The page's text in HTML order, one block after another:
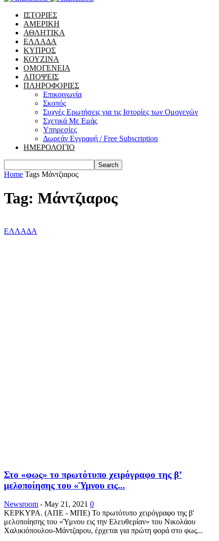
ΙΣΤΟΡΙΕΣ
ΑΜΕΡΙΚΗ
ΑΘΛΗΤΙΚΑ
ΕΛΛΑΔΑ
ΚΥΠΡΟΣ
ΚΟΥΖΙΝΑ
ΟΜΟΓΕΝΕΙΑ
ΑΠΟΨΕΙΣ
ΠΛΗΡΟΦΟΡΙΕΣ
Επικοινωνία
Σκοπός
Συχνές Ερωτήσεις για τις Ιστορίες των Ομογενών
Σχετικά Με Εμάς
Υπηρεσίες
Δωρεάν Εγγραφή / Free Subscription
ΗΜΕΡΟΛΟΓΙΟ
Home Tags Μάντζιαρος
Tag: Μάντζιαρος
ΕΛΛΑΔΑ
Στο «φως» το πρωτότυπο χειρόγραφο της β’
μελοποίησης του «Ύμνου εις...
Newsroom - May 21, 2021 0
ΚΕΡΚΥΡΑ. (ΑΠΕ - ΜΠΕ) Το πρωτότυπο χειρόγραφο της β'
μελοποίησης του «Ύμνου εις την Ελευθερίαν» του Νικολάου
Χαλικιόπουλου-Μάντζαρου, έρχεται για πρώτη φορά στο φως...